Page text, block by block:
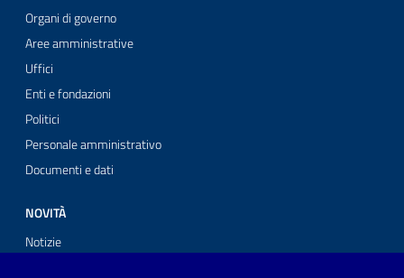
Organi di governo
Aree amministrative
Uffici
Enti e fondazioni
Politici
Personale amministrativo
Documenti e dati
NOVITÀ
Notizie